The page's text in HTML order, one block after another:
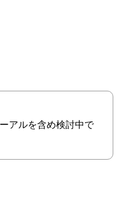
アルを含め検討中で